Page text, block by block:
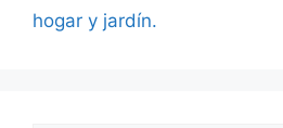
hogar y jardín.